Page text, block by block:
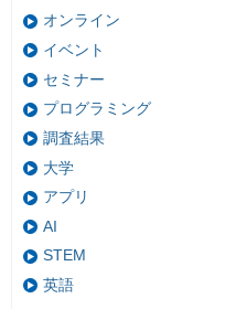
オンライン
イベント
セミナー
プログラミング
調査結果
大学
アプリ
AI
STEM
英語